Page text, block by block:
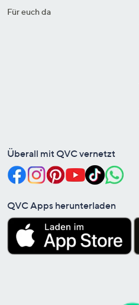
Für euch da
Überall mit QVC vernetzt
QVC Apps herunterladen